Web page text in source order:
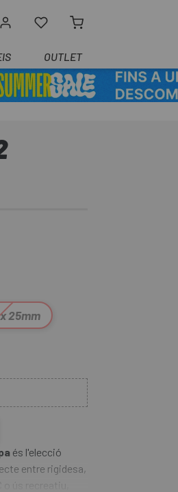
OUTLET
25mm
és l'elecció
entre rigidesa,
ús recreatiu,